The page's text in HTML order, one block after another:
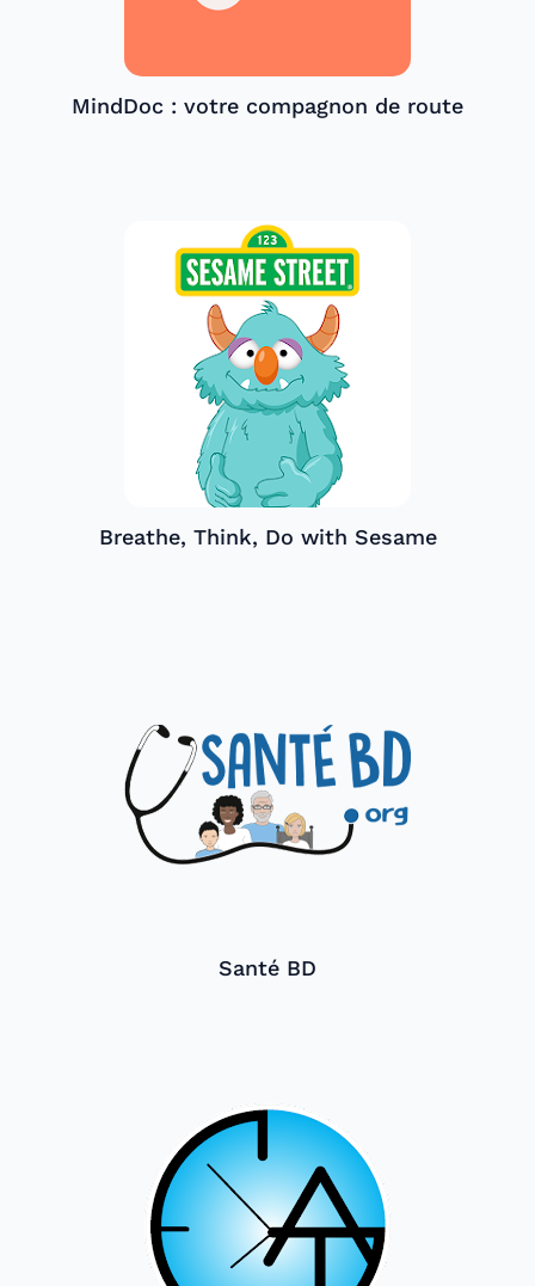
MindDoc : votre compagnon de route
Breathe, Think, Do with Sesame
Santé BD